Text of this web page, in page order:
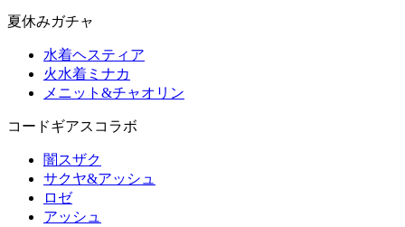
夏休みガチャ
水着ヘスティア
火水着ミナカ
メニット&チャオリン
コードギアスコラボ
闇スザク
サクヤ&アッシュ
ロゼ
アッシュ